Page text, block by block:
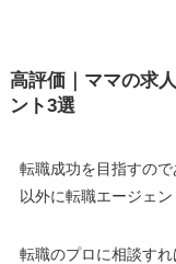
高評価｜ママの求
ント3選
転職成功を目指すの
以外に転職エージェン
転職のプロに相談す